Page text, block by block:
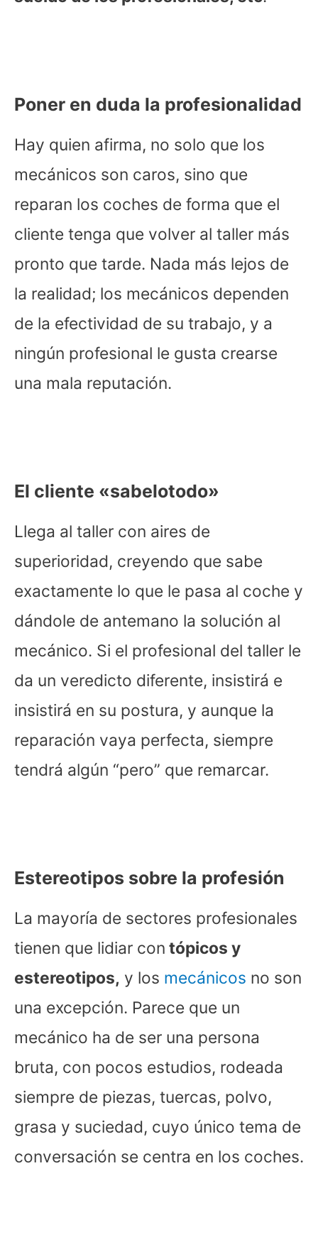
Poner en duda la profesionalidad
Hay quien afirma, no solo que los
mecánicos son caros, sino que
reparan los coches de forma que el
cliente tenga que volver al taller más
pronto que tarde. Nada más lejos de
la realidad; los mecánicos dependen
de la efectividad de su trabajo, y a
ningún profesional le gusta crearse
una mala reputación.
El cliente «sabelotodo»
Llega al taller con aires de
superioridad, creyendo que sabe
exactamente lo que le pasa al coche y
dándole de antemano la solución al
mecánico. Si el profesional del taller le
da un veredicto diferente, insistirá e
insistirá en su postura, y aunque la
reparación vaya perfecta, siempre
tendrá algún “pero” que remarcar.
Estereotipos sobre la profesión
La mayoría de sectores profesionales
tienen que lidiar con tópicos y
estereotipos, y los mecánicos no son
una excepción. Parece que un
mecánico ha de ser una persona
bruta, con pocos estudios, rodeada
siempre de piezas, tuercas, polvo,
grasa y suciedad, cuyo único tema de
conversación se centra en los coches.